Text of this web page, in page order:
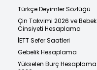
Türkçe Deyimler Sözlüğü
Çin Takvimi 2026 ve Bebek
Cinsiyeti Hesaplama
İETT Sefer Saatleri
Gebelik Hesaplama
Yükselen Burç Hesaplama